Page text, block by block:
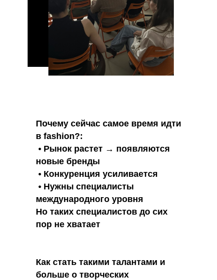
Почему сейчас самое время идти
в fashion?:
• Рынок растет → появляются
новые бренды
• Конкуренция усиливается
• Нужны специалисты
международного уровня
Но таких специалистов до сих
пор не хватает
Как стать такими талантами и
больше о творческих